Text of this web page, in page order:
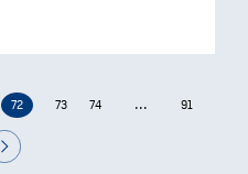
72 73 74 ... 91